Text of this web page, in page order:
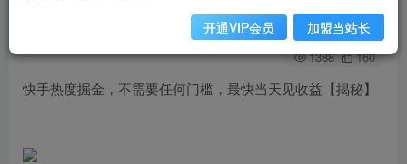
关注 私信
1388 160
快手热度掘金，不需要任何门槛，最快当天见收益【揭秘】
开通VIP会员 加盟当站长